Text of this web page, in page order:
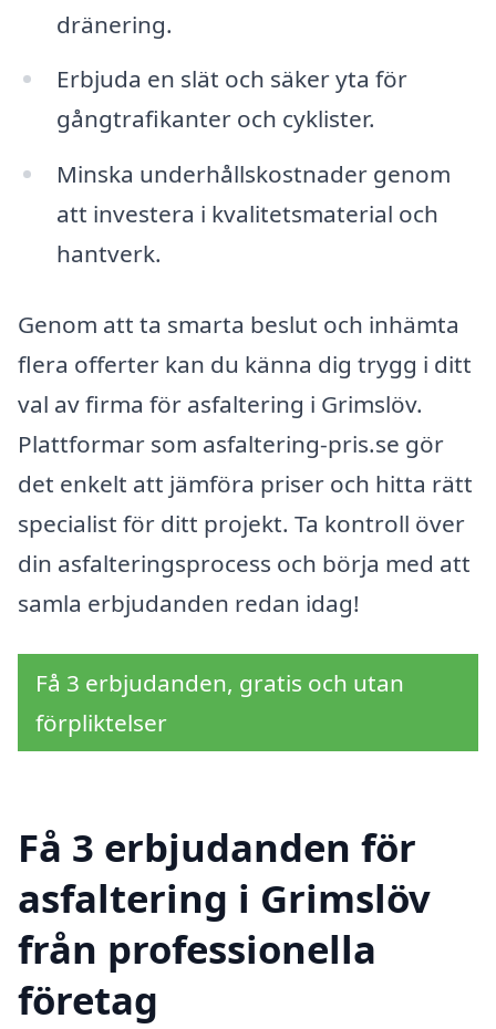
dränering.
Erbjuda en slät och säker yta för
gångtrafikanter och cyklister.
Minska underhållskostnader genom
att investera i kvalitetsmaterial och
hantverk.
Genom att ta smarta beslut och inhämta
flera offerter kan du känna dig trygg i ditt
val av firma för asfaltering i Grimslöv.
Plattformar som asfaltering-pris.se gör
det enkelt att jämföra priser och hitta rätt
specialist för ditt projekt. Ta kontroll över
din asfalteringsprocess och börja med att
samla erbjudanden redan idag!
Få 3 erbjudanden, gratis och utan
förpliktelser
Få 3 erbjudanden för
asfaltering i Grimslöv
från professionella
företag